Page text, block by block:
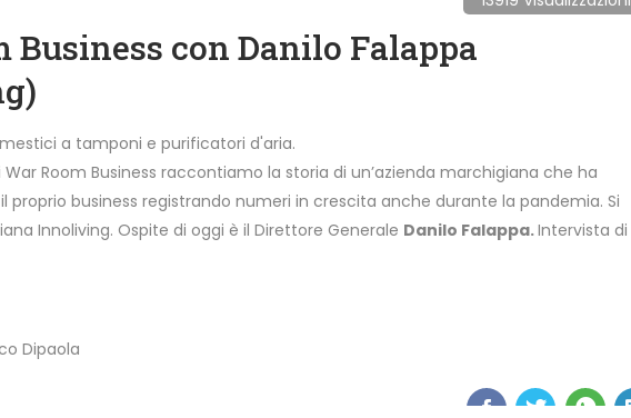
Business con Danilo Falappa
a tamponi e purificatori d'aria.
Room Business raccontiamo la storia di un’azienda marchigiana che ha
proprio business registrando numeri in crescita anche durante la pandemia. Si
Innoliving. Ospite di oggi è il Direttore Generale Danilo Falappa.Intervista di
Dipaola